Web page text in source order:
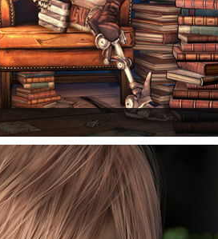
Big Game Hunt DLC a Borderlands 2